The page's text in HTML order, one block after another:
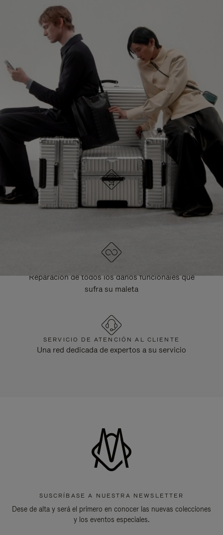
NO
ESTÁ
PAUSADO,
PULSE
PARA
PAUSARLO.
DEL
VÍDEO
ESTÁ
DESACTIVADO:
PULSE
PARA
ACTIVARLO.
SIGA DESCUBRIENDO LA COLECCIÓN
VER TODOS LOS BOLSOS RIMOWA
Cada artículo se somete a pruebas de calidad y se
Reparación de todos los daños funcionales que
sufra su maleta
SERVICIO DE ATENCIÓN AL CLIENTE
Una red dedicada de expertos a su servicio
SUSCRÍBASE A NUESTRA NEWSLETTER
Dese de alta y será el primero en conocer las nuevas colecciones
y los eventos especiales.